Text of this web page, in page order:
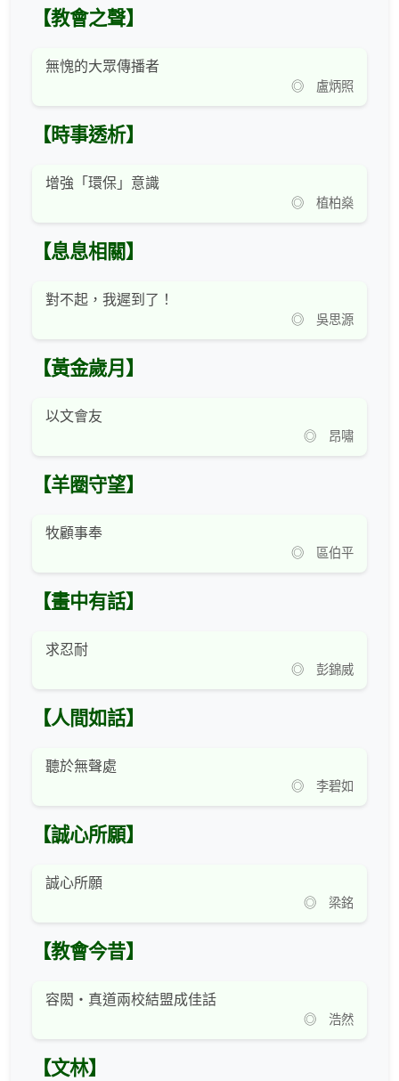
【教會之聲】
無愧的大眾傳播者
◎ 盧炳照
【時事透析】
增強「環保」意識
◎ 植柏燊
【息息相關】
對不起，我遲到了！
◎ 吳思源
【黃金歲月】
以文會友
◎ 昂嘯
【羊圈守望】
牧顧事奉
◎ 區伯平
【畫中有話】
求忍耐
◎ 彭錦威
【人間如話】
聽於無聲處
◎ 李碧如
【誠心所願】
誠心所願
◎ 梁銘
【教會今昔】
容閎‧真道兩校結盟成佳話
◎ 浩然
【文林】